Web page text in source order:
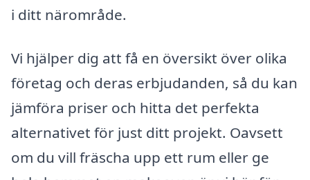
i ditt närområde.
Vi hjälper dig att få en översikt över olika
företag och deras erbjudanden, så du kan
jämföra priser och hitta det perfekta
alternativet för just ditt projekt. Oavsett
om du vill fräscha upp ett rum eller ge